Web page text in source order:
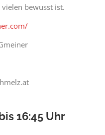
bewusst ist.
16:45 Uhr